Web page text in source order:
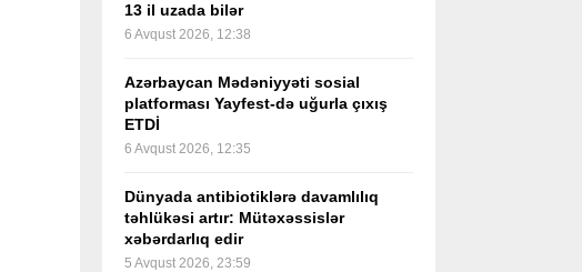
13 il uzada bilər
6 Avqust 2026, 12:38
Azərbaycan Mədəniyyəti sosial
platforması Yayfest-də uğurla çıxış
ETDİ
6 Avqust 2026, 12:35
Dünyada antibiotiklərə davamlılıq
təhlükəsi artır: Mütəxəssislər
xəbərdarlıq edir
5 Avqust 2026, 23:59